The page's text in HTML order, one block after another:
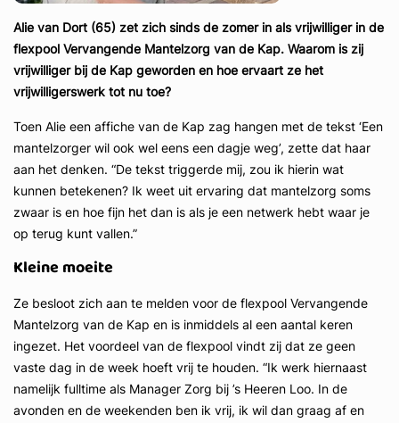
Alie van Dort (65) zet zich sinds de zomer in als vrijwilliger in de
flexpool Vervangende Mantelzorg van de Kap. Waarom is zij
vrijwilliger bij de Kap geworden en hoe ervaart ze het
vrijwilligerswerk tot nu toe?
Toen Alie een affiche van de Kap zag hangen met de tekst ‘Een
mantelzorger wil ook wel eens een dagje weg’, zette dat haar
aan het denken. “De tekst triggerde mij, zou ik hierin wat
kunnen betekenen? Ik weet uit ervaring dat mantelzorg soms
zwaar is en hoe fijn het dan is als je een netwerk hebt waar je
op terug kunt vallen.”
Kleine moeite
Ze besloot zich aan te melden voor de flexpool Vervangende
Mantelzorg van de Kap en is inmiddels al een aantal keren
ingezet. Het voordeel van de flexpool vindt zij dat ze geen
vaste dag in de week hoeft vrij te houden. “Ik werk hiernaast
namelijk fulltime als Manager Zorg bij ’s Heeren Loo. In de
avonden en de weekenden ben ik vrij, ik wil dan graag af en